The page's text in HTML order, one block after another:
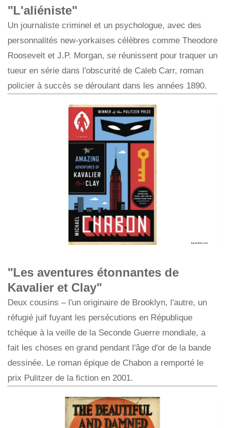
"L'aliéniste"
Un journaliste criminel et un psychologue, avec des
personnalités new-yorkaises célèbres comme Theodore
Roosevelt et J.P. Morgan, se réunissent pour traquer un
tueur en série dans l'obscurité de Caleb Carr, roman
policier à succès se déroulant dans les années 1890.
"Les aventures étonnantes de
Kavalier et Clay"
Deux cousins ​​– l'un originaire de Brooklyn, l'autre, un
réfugié juif fuyant les persécutions en République
tchèque à la veille de la Seconde Guerre mondiale, a
fait les choses en grand pendant l'âge d'or de la bande
dessinée. Le roman épique de Chabon a remporté le
prix Pulitzer de la fiction en 2001.